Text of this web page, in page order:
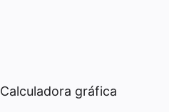
Calculadora gráfica